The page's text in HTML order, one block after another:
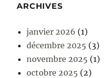
ARCHIVES
janvier 2026 (1)
décembre 2025 (3)
novembre 2025 (1)
octobre 2025 (2)